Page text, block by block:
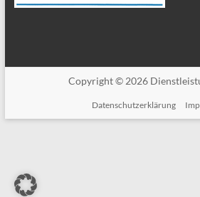
Copyright © 2026
Datenschutzerklärung